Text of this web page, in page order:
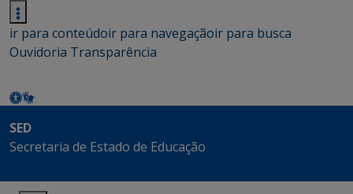
ir para conteúdoir para navegaçãoir para busca
Ouvidoria Transparência
SED
Secretaria de Estado de Educação